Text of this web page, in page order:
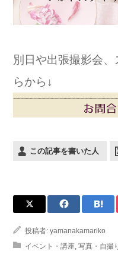
別日や出張撮影会
らから↓
この記事を書いた人
投稿者: yamanakamariko
イベント・講座, 写真・自撮